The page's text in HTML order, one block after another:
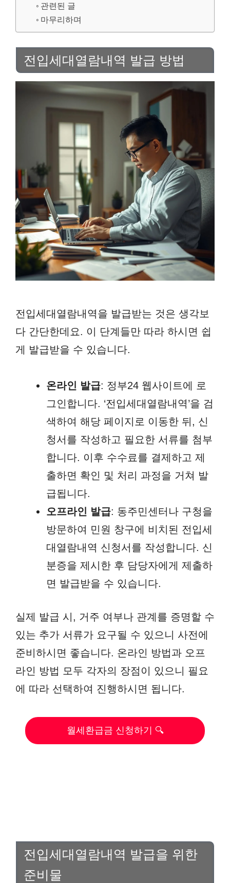
관련된 글
마무리하며
전입세대열람내역 발급 방법
전입세대열람내역을 발급받는 것은 생각보
다 간단한데요. 이 단계들만 따라 하시면 쉽
게 발급받을 수 있습니다.
온라인 발급: 정부24 웹사이트에 로
그인합니다. ‘전입세대열람내역’을 검
색하여 해당 페이지로 이동한 뒤, 신
청서를 작성하고 필요한 서류를 첨부
합니다. 이후 수수료를 결제하고 제
출하면 확인 및 처리 과정을 거쳐 발
급됩니다.
오프라인 발급: 동주민센터나 구청을
방문하여 민원 창구에 비치된 전입세
대열람내역 신청서를 작성합니다. 신
분증을 제시한 후 담당자에게 제출하
면 발급받을 수 있습니다.
실제 발급 시, 거주 여부나 관계를 증명할 수
있는 추가 서류가 요구될 수 있으니 사전에
준비하시면 좋습니다. 온라인 방법과 오프
라인 방법 모두 각자의 장점이 있으니 필요
에 따라 선택하여 진행하시면 됩니다.
월세환급금 신청하기 🔍
전입세대열람내역 발급을 위한
준비물